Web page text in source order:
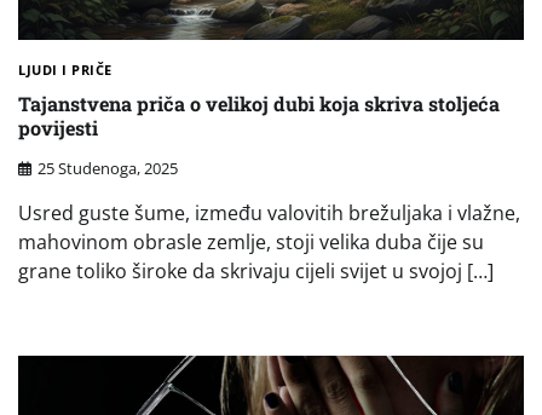
LJUDI I PRIČE
Tajanstvena priča o velikoj dubi koja skriva stoljeća
povijesti
25 Studenoga, 2025
Usred guste šume, između valovitih brežuljaka i vlažne,
mahovinom obrasle zemlje, stoji velika duba čije su
grane toliko široke da skrivaju cijeli svijet u svojoj […]